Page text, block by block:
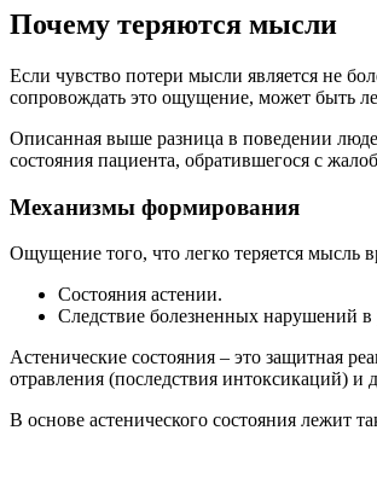
Почему теряются мысли
Если чувство потери мысли является не
сопровождать это ощущение, может быть
Описанная выше разница в поведении
состояния пациента, обратившегося с
Механизмы формирования
Ощущение того, что легко теряется мысль
Состояния астении.
Следствие болезненных нарушений в
Астенические состояния – это защитная
отравления (последствия интоксикаций) и
В основе астенического состояния лежит